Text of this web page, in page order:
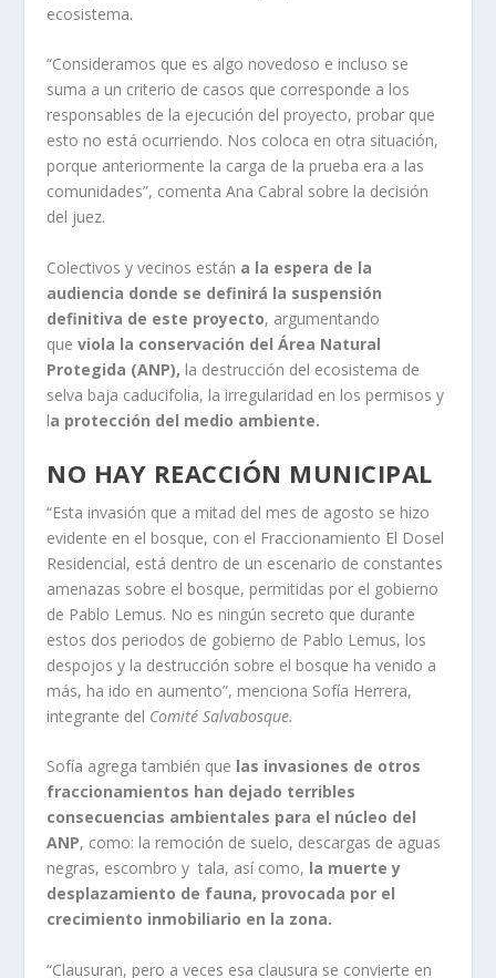
ecosistema.
“Consideramos que es algo novedoso e incluso se
suma a un criterio de casos que corresponde a los
responsables de la ejecución del proyecto, probar que
esto no está ocurriendo. Nos coloca en otra situación,
porque anteriormente la carga de la prueba era a las
comunidades”, comenta Ana Cabral sobre la decisión
del juez.
Colectivos y vecinos están a la espera de la
audiencia donde se definirá la suspensión
definitiva de este proyecto, argumentando
queviola la conservación del Área Natural
Protegida (ANP), la destrucción del ecosistema de
selva baja caducifolia, la irregularidad en los permisos y
la protección del medio ambiente.
NO HAY REACCIÓN MUNICIPAL
“Esta invasión que a mitad del mes de agosto se hizo
evidente en el bosque, con el Fraccionamiento El Dosel
Residencial, está dentro de un escenario de constantes
amenazas sobre el bosque, permitidas por el gobierno
de Pablo Lemus. No es ningún secreto que durante
estos dos periodos de gobierno de Pablo Lemus, los
despojos y la destrucción sobre el bosque ha venido a
más, ha ido en aumento”, menciona Sofía Herrera,
integrante del Comité Salvabosque.
Sofía agrega también que las invasiones de otros
fraccionamientos han dejado terribles
consecuencias ambientales para el núcleo del
ANP, como: la remoción de suelo, descargas de aguas
negras, escombro y tala, así como, la muerte y
desplazamiento de fauna, provocada por el
crecimiento inmobiliario en la zona.
“Clausuran, pero a veces esa clausura se convierte en